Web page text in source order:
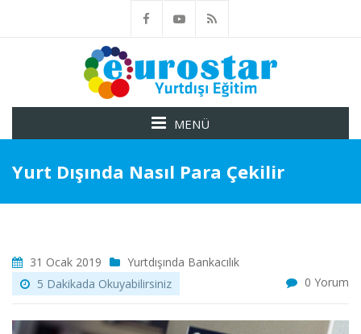
MENÜ
Yurt Dışında Nasıl Para Çekilir
31 Ocak 2019
Yurtdışında Bankacılık
5 Dakikada Okuyabilirsiniz
0 Yorum